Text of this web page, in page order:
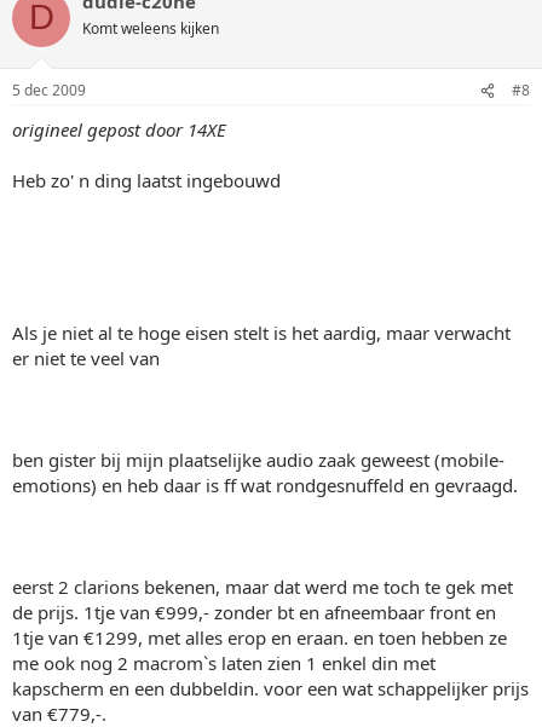
D Komt weleens kijken
5 dec 2009 #8
origineel gepost door 14XE
Heb zo' n ding laatst ingebouwd
Als je niet al te hoge eisen stelt is het aardig, maar verwacht
er niet te veel van
ben gister bij mijn plaatselijke audio zaak geweest (mobile-
emotions) en heb daar is ff wat rondgesnuffeld en gevraagd.
eerst 2 clarions bekenen, maar dat werd me toch te gek met
de prijs. 1tje van €999,- zonder bt en afneembaar front en
1tje van €1299, met alles erop en eraan. en toen hebben ze
me ook nog 2 macrom`s laten zien 1 enkel din met
kapscherm en een dubbeldin. voor een wat schappelijker prijs
van €779,-.